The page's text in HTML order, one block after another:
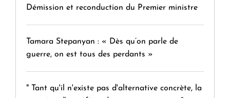
Démission et reconduction du Premier ministre
Tamara Stepanyan : « Dès qu’on parle de
guerre, on est tous des perdants »
" Tant qu'il n'existe pas d'alternative concrète, la